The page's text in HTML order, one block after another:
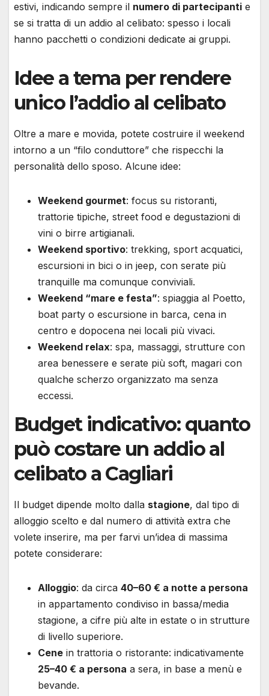
estivi, indicando sempre il numero di partecipanti e
se si tratta di un addio al celibato: spesso i locali
hanno pacchetti o condizioni dedicate ai gruppi.
Idee a tema per rendere
unico l’addio al celibato
Oltre a mare e movida, potete costruire il weekend
intorno a un “filo conduttore” che rispecchi la
personalità dello sposo. Alcune idee:
Weekend gourmet: focus su ristoranti,
trattorie tipiche, street food e degustazioni di
vini o birre artigianali.
Weekend sportivo: trekking, sport acquatici,
escursioni in bici o in jeep, con serate più
tranquille ma comunque conviviali.
Weekend “mare e festa”: spiaggia al Poetto,
boat party o escursione in barca, cena in
centro e dopocena nei locali più vivaci.
Weekend relax: spa, massaggi, strutture con
area benessere e serate più soft, magari con
qualche scherzo organizzato ma senza
eccessi.
Budget indicativo: quanto
può costare un addio al
celibato a Cagliari
Il budget dipende molto dalla stagione, dal tipo di
alloggio scelto e dal numero di attività extra che
volete inserire, ma per farvi un’idea di massima
potete considerare:
Alloggio: da circa 40–60 € a notte a persona
in appartamento condiviso in bassa/media
stagione, a cifre più alte in estate o in strutture
di livello superiore.
Cene in trattoria o ristorante: indicativamente
25–40 € a persona a sera, in base a menù e
bevande.